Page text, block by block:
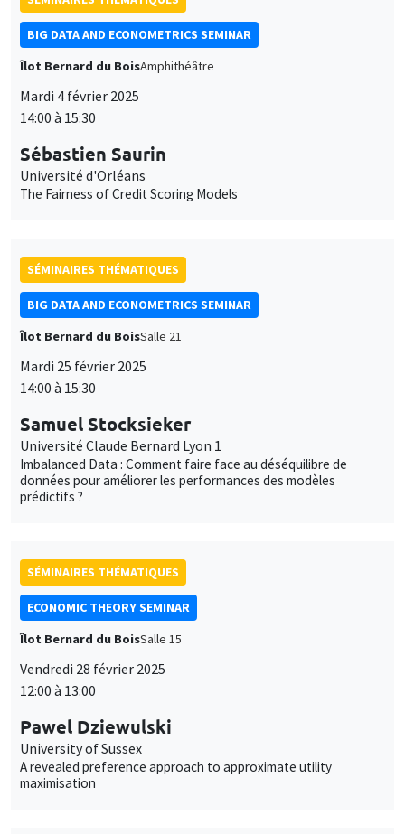
BIG DATA AND ECONOMETRICS SEMINAR
Îlot Bernard du BoisAmphithéâtre
Mardi 4 février 2025
14:00 à 15:30
Sébastien Saurin
Université d'Orléans
The Fairness of Credit Scoring Models
SÉMINAIRES THÉMATIQUES
BIG DATA AND ECONOMETRICS SEMINAR
Îlot Bernard du BoisSalle 21
Mardi 25 février 2025
14:00 à 15:30
Samuel Stocksieker
Université Claude Bernard Lyon 1
Imbalanced Data : Comment faire face au déséquilibre de
données pour améliorer les performances des modèles
prédictifs ?
SÉMINAIRES THÉMATIQUES
ECONOMIC THEORY SEMINAR
Îlot Bernard du BoisSalle 15
Vendredi 28 février 2025
12:00 à 13:00
Pawel Dziewulski
University of Sussex
A revealed preference approach to approximate utility
maximisation